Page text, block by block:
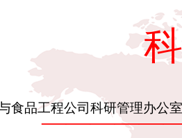
食品工程公司科研管理办公